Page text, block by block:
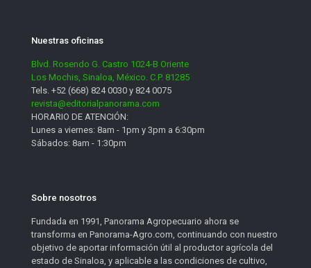
Nuestras oficinas
Blvd. Rosendo G. Castro 1024-B Oriente
Los Mochis, Sinaloa, México. C.P. 81285
Tels. +52 (668) 824 0030 y 824 0075
revista@editorialpanorama.com
HORARIO DE ATENCIÓN:
Lunes a viernes: 8am - 1pm y 3pm a 6:30pm
Sábados: 8am - 1:30pm
Sobre nosotros
Fundada en 1991, Panorama Agropecuario ahora se
transforma en Panorama-Agro.com, continuando con nuestro
objetivo de aportar información útil al productor agrícola del
estado de Sinaloa, y aplicable a las condiciones de cultivo,